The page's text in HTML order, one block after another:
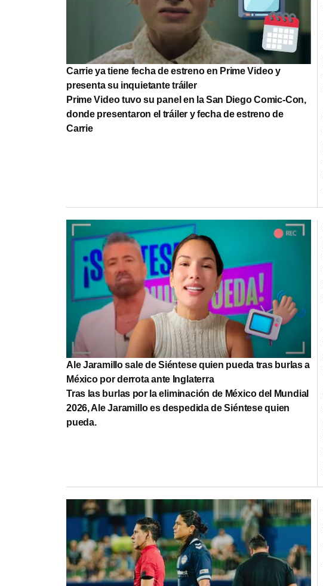
Carrie ya tiene fecha de estreno en Prime Video y
presenta su inquietante tráiler
Prime Video tuvo su panel en la San Diego Comic-Con,
donde presentaron el tráiler y fecha de estreno de
Carrie
Ale Jaramillo sale de Siéntese quien pueda tras burlas a
México por derrota ante Inglaterra
Tras las burlas por la eliminación de México del Mundial
2026, Ale Jaramillo es despedida de Siéntese quien
pueda.